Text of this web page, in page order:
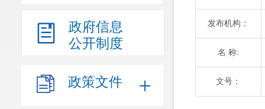
政府信息
公开制度
政策文件
发布机构：
名 称:
文号：